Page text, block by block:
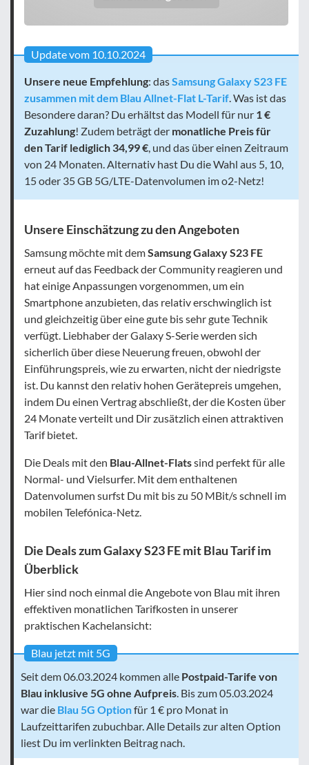
Update vom 10.10.2024
Unsere neue Empfehlung: dasSamsung Galaxy S23 FE
zusammen mit dem Blau Allnet-Flat L-Tarif. Was ist das
Besondere daran? Du erhältst das Modell für nur 1 €
Zuzahlung! Zudem beträgt der monatliche Preis für
den Tarif lediglich 34,99 €, und das über einen Zeitraum
von 24 Monaten. Alternativ hast Du die Wahl aus 5, 10,
15 oder 35 GB 5G/LTE-Datenvolumen im o2-Netz!
Unsere Einschätzung zu den Angeboten
Samsung möchte mit demSamsung Galaxy S23 FE
erneut auf das Feedback der Community reagieren und
hat einige Anpassungen vorgenommen, um ein
Smartphone anzubieten, das relativ erschwinglich ist
und gleichzeitig über eine gute bis sehr gute Technik
verfügt. Liebhaber der Galaxy S-Serie werden sich
sicherlich über diese Neuerung freuen, obwohl der
Einführungspreis, wie zu erwarten, nicht der niedrigste
ist. Du kannst den relativ hohen Gerätepreis umgehen,
indem Du einen Vertrag abschließt, der die Kosten über
24 Monate verteilt und Dir zusätzlich einen attraktiven
Tarif bietet.
Die Deals mit den Blau-Allnet-Flatssind perfekt für alle
Normal- und Vielsurfer. Mit dem enthaltenen
Datenvolumen surfst Du mit bis zu 50 MBit/s schnell im
mobilen Telefónica-Netz.
Die Deals zum Galaxy S23 FE mit Blau Tarif im
Überblick
Hier sind noch einmal die Angebote von Blau mit ihren
effektiven monatlichen Tarifkosten in unserer
praktischen Kachelansicht:
Blau jetzt mit 5G
Seit dem 06.03.2024 kommen alle Postpaid-Tarife von
Blau inklusive 5G ohne Aufpreis. Bis zum 05.03.2024
war die Blau 5G Optionfür 1 € pro Monat in
Laufzeittarifen zubuchbar. Alle Details zur alten Option
liest Du im verlinkten Beitrag nach.